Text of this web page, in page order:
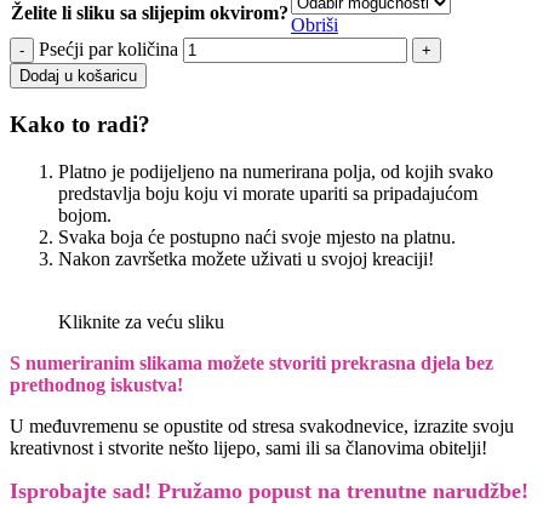
Želite li sliku sa slijepim okvirom?
Obriši
Psećji par količina
Dodaj u košaricu
Kako to radi?
Platno je podijeljeno na numerirana polja, od kojih svako
predstavlja boju koju vi morate upariti sa pripadajućom
bojom.
Svaka boja će postupno naći svoje mjesto na platnu.
Nakon završetka možete uživati u svojoj kreaciji!
Kliknite za veću sliku
S numeriranim slikama možete stvoriti prekrasna djela bez
prethodnog iskustva!
U međuvremenu se opustite od stresa svakodnevice, izrazite svoju
kreativnost i stvorite nešto lijepo, sami ili sa članovima obitelji!
Isprobajte sad! Pružamo popust na trenutne narudžbe!